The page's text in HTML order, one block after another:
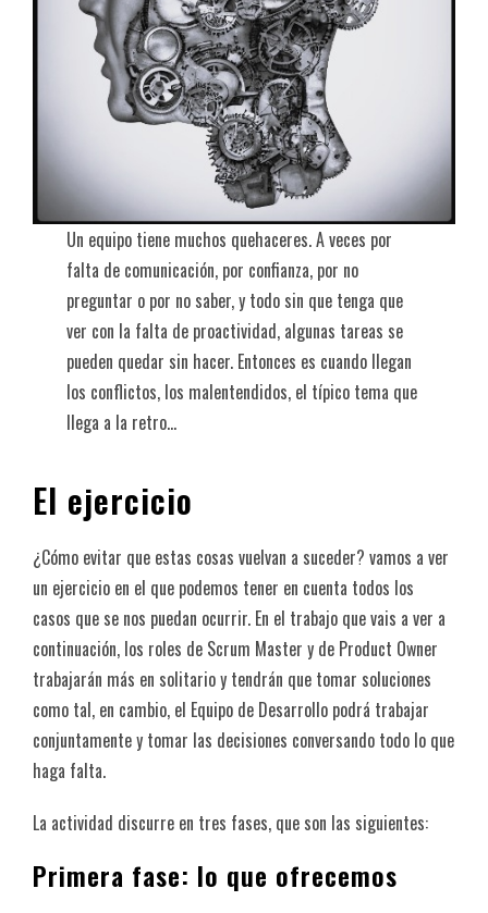
Un equipo tiene muchos quehaceres. A veces por
falta de comunicación, por confianza, por no
preguntar o por no saber, y todo sin que tenga que
ver con la falta de proactividad, algunas tareas se
pueden quedar sin hacer. Entonces es cuando llegan
los conflictos, los malentendidos, el típico tema que
llega a la retro…
El ejercicio
¿Cómo evitar que estas cosas vuelvan a suceder? vamos a ver
un ejercicio en el que podemos tener en cuenta todos los
casos que se nos puedan ocurrir. En el trabajo que vais a ver a
continuación, los roles de Scrum Master y de Product Owner
trabajarán más en solitario y tendrán que tomar soluciones
como tal, en cambio, el Equipo de Desarrollo podrá trabajar
conjuntamente y tomar las decisiones conversando todo lo que
haga falta.
La actividad discurre en tres fases, que son las siguientes:
Primera fase: lo que ofrecemos